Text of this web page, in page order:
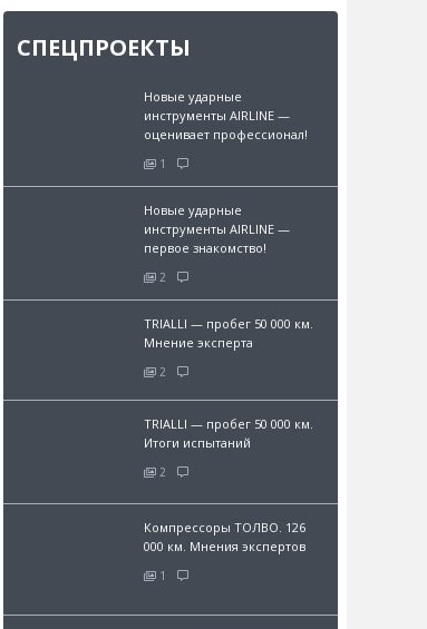
СПЕЦПРОЕКТЫ
Новые ударные
инструменты AIRLINE —
оценивает профессионал!
1
Новые ударные
инструменты AIRLINE —
первое знакомство!
2
TRIALLI — пробег 50 000 км.
Мнение эксперта
2
TRIALLI — пробег 50 000 км.
Итоги испытаний
2
Компрессоры ТОЛВО. 126
000 км. Мнения экспертов
1